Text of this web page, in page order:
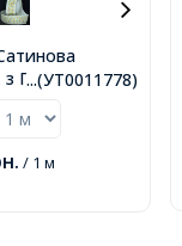
...(УТ0011778)
з Принтом в
Ширина:
/ 1 м